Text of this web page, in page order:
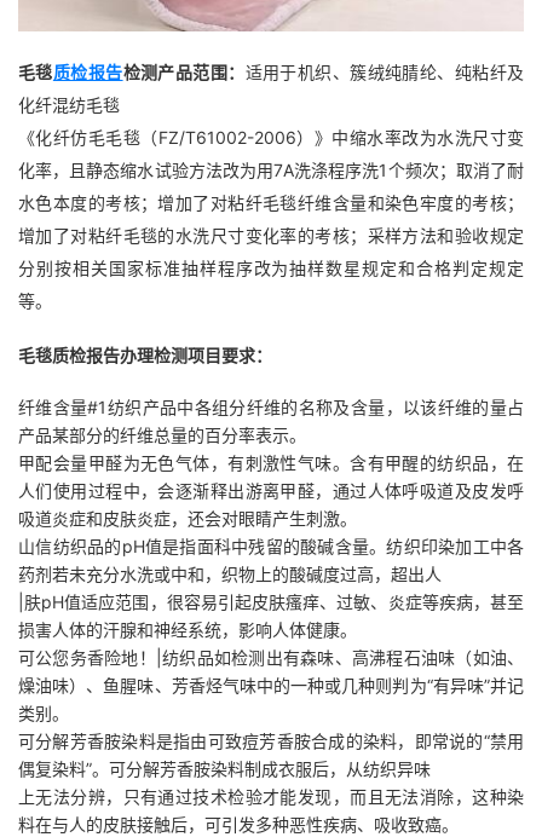
毛毯质检报告检测产品范围： 适用于机织、簇绒纯腈纶、纯粘纤及
化纤混纺毛毯
《化纤仿毛毛毯（FZ/T61002-2006）》中缩水率改为水洗尺寸变
化率，且静态缩水试验方法改为用7A洗涤程序洗1个频次；取消了耐
水色本度的考核；增加了对粘纤毛毯纤维含量和染色牢度的考核；
增加了对粘纤毛毯的水洗尺寸变化率的考核；采样方法和验收规定
分别按相关国家标准抽样程序改为抽样数星规定和合格判定规定
等。
毛毯质检报告办理检测项目要求：
纤维含量#1纺织产品中各组分纤维的名称及含量，以该纤维的量占
产品某部分的纤维总量的百分率表示。
甲配会量甲醛为无色气体，有刺激性气味。含有甲醒的纺织品，在
人们使用过程中，会逐渐释出游离甲醛，通过人体呼吸道及皮发呼
吸道炎症和皮肤炎症，还会对眼睛产生刺激。
山信纺织品的pH值是指面科中残留的酸碱含量。纺织印染加工中各
药剂若未充分水洗或中和，织物上的酸碱度过高，超出人
|肤pH值适应范围，很容易引起皮肤瘙痒、过敏、炎症等疾病，甚至
损害人体的汗腺和神经系统，影响人体健康。
可公您务香险地！|纺织品如检测出有森味、高沸程石油味（如油、
燥油味）、鱼腥味、芳香烃气味中的一种或几种则判为“有异味”并记
类别。
可分解芳香胺染料是指由可致痘芳香胺合成的染料，即常说的“禁用
偶复染料”。可分解芳香胺染料制成衣服后，从纺织异味
上无法分辨，只有通过技术检验才能发现，而且无法消除，这种染
料在与人的皮肤接触后，可引发多种恶性疾病、吸收致癌。